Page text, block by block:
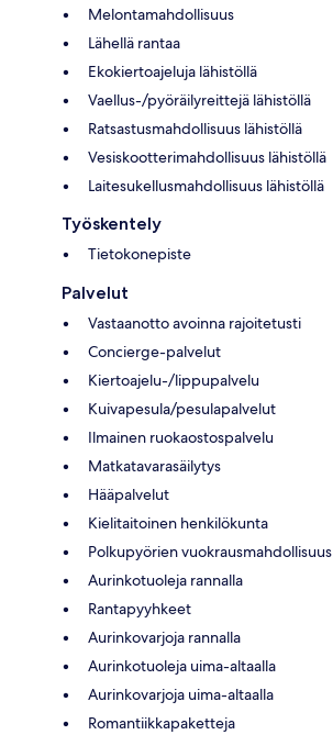
Melontamahdollisuus
Lähellä rantaa
Ekokiertoajeluja lähistöllä
Vaellus-/pyöräilyreittejä lähistöllä
Ratsastusmahdollisuus lähistöllä
Vesiskootterimahdollisuus lähistöllä
Laitesukellusmahdollisuus lähistöllä
Työskentely
Tietokonepiste
Palvelut
Vastaanotto avoinna rajoitetusti
Concierge-palvelut
Kiertoajelu-/lippupalvelu
Kuivapesula/pesulapalvelut
Ilmainen ruokaostospalvelu
Matkatavarasäilytys
Hääpalvelut
Kielitaitoinen henkilökunta
Polkupyörien vuokrausmahdollisuus
Aurinkotuoleja rannalla
Rantapyyhkeet
Aurinkovarjoja rannalla
Aurinkotuoleja uima-altaalla
Aurinkovarjoja uima-altaalla
Romantiikkapaketteja